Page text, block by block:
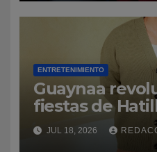
ENTRETENIMIENTO
Guaynaa
fiestas de
por la puerta
natal Puerto
JUL 18, 2026